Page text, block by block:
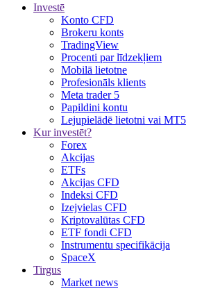
Investē
Konto CFD
Brokeru konts
TradingView
Procenti par līdzekļiem
Mobilā lietotne
Profesionāls klients
Meta trader 5
Papildini kontu
Lejupielādē lietotni vai MT5
Kur investēt?
Forex
Akcijas
ETFs
Akcijas CFD
Indeksi CFD
Izejvielas CFD
Kriptovalūtas CFD
ETF fondi CFD
Instrumentu specifikācija
SpaceX
Tirgus
Market news